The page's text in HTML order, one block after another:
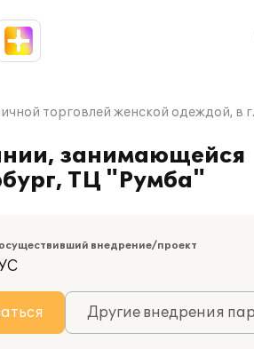
торговлей женской одеждой, в
занимающейся
ТЦ "Румба"
внедрение/проект
Другие внедрения